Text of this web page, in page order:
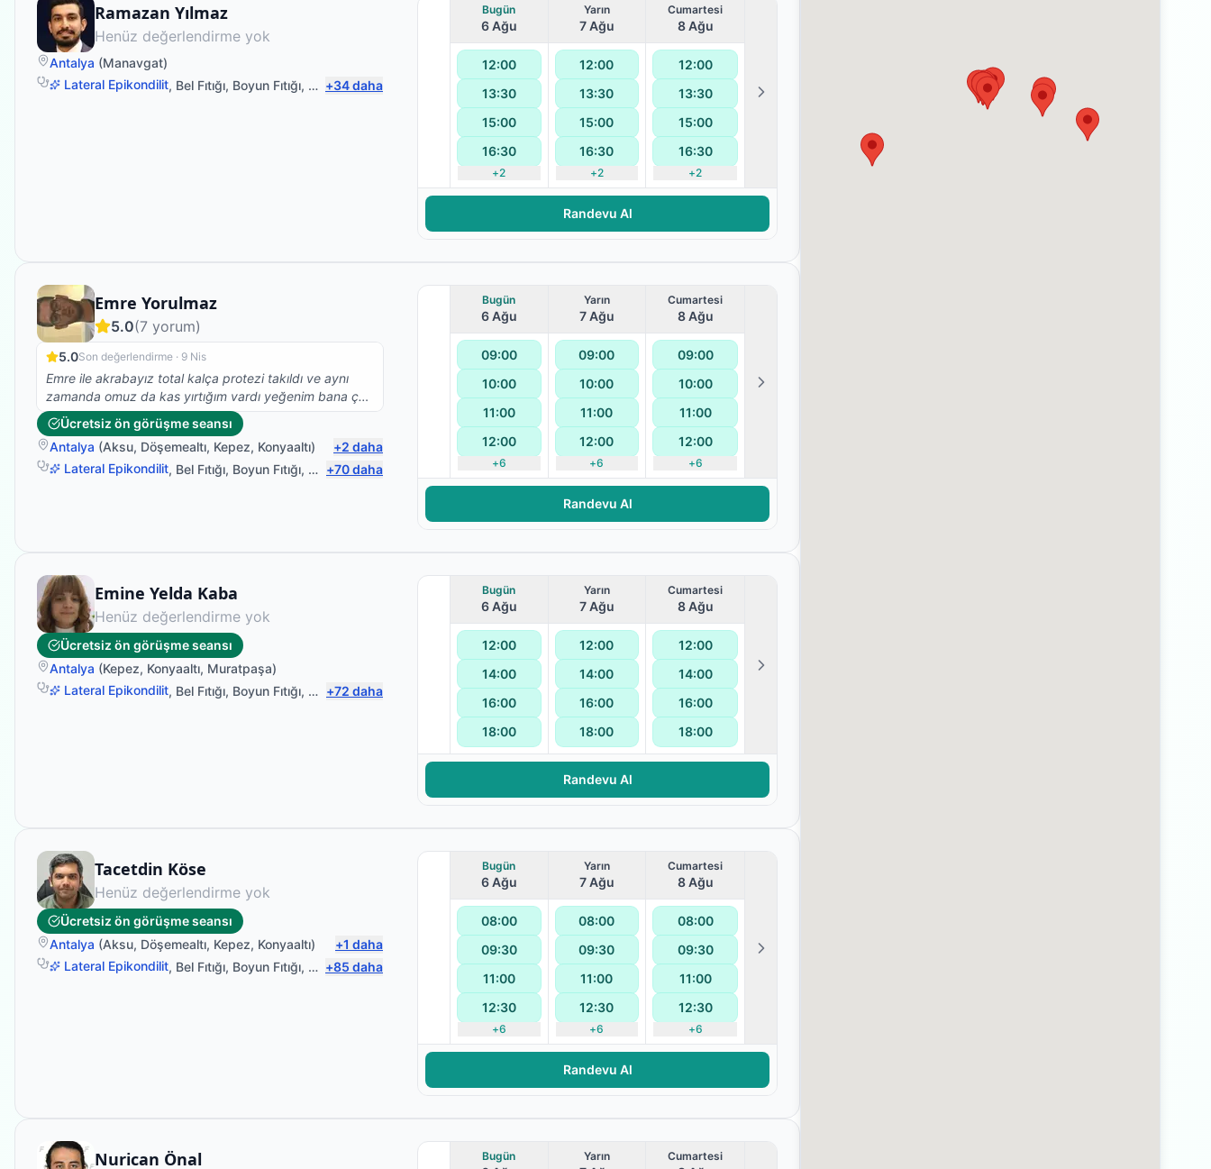
Ramazan Yılmaz
Fizyoterapist
Henüz değerlendirme yok
Antalya (Manavgat)
Lateral Epikondilit, Bel Fıtığı, Boyun Fıtığı, Sırt Ağrısı
+34daha
Bugün
6 Ağu
12:00
13:30
15:00
16:30
+2
Yarın
7 Ağu
12:00
13:30
15:00
16:30
+2
Cumartesi
8 Ağu
12:00
13:30
15:00
16:30
+2
Randevu Al
Emre Yorulmaz
Fizyoterapist
5.0(7 yorum)
5.0Son değerlendirme · 9 Nis
Emre ile akrabayız total kalça protezi takıldı ve aynı
zamanda omuz da kas yırtığım vardı yeğenim bana çok
yardımcı oldu gece gündüz demeden elinden geleni
yaptı kısa sürede değişikliği fark ettim çok teşekkür
ederim
Ücretsiz ön görüşme seansı
Antalya (Aksu, Döşemealtı, Kepez, Konyaaltı) +2 daha
Lateral Epikondilit, Bel Fıtığı, Boyun Fıtığı, Omuz Bağ Yaralanması
+70daha
Bugün
6 Ağu
09:00
10:00
11:00
12:00
+6
Yarın
7 Ağu
09:00
10:00
11:00
12:00
+6
Cumartesi
8 Ağu
09:00
10:00
11:00
12:00
+6
Randevu Al
Emine Yelda Kaba
Fizyoterapist
Henüz değerlendirme yok
Ücretsiz ön görüşme seansı
Antalya (Kepez, Konyaaltı, Muratpaşa)
Lateral Epikondilit, Bel Fıtığı, Boyun Fıtığı, Omuz Bağ Yaralanması
+72 daha
Bugün
6 Ağu
12:00
14:00
16:00
18:00
Yarın
7 Ağu
12:00
14:00
16:00
18:00
Cumartesi
8 Ağu
12:00
14:00
16:00
18:00
Randevu Al
Tacetdin Köse
Fizyoterapist
Henüz değerlendirme yok
Ücretsiz ön görüşme seansı
Antalya (Aksu, Döşemealtı, Kepez, Konyaaltı) +1 daha
Lateral Epikondilit, Bel Fıtığı, Boyun Fıtığı, Omuz Bağ Yaralanması
+85 daha
Bugün
6 Ağu
08:00
09:30
11:00
12:30
+6
Yarın
7 Ağu
08:00
09:30
11:00
12:30
+6
Cumartesi
8 Ağu
08:00
09:30
11:00
12:30
+6
Randevu Al
Nurican Önal
Fizyoterapist Bugün Yarın Cumartesi